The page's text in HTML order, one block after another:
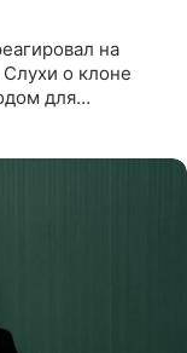
на
о клоне
для